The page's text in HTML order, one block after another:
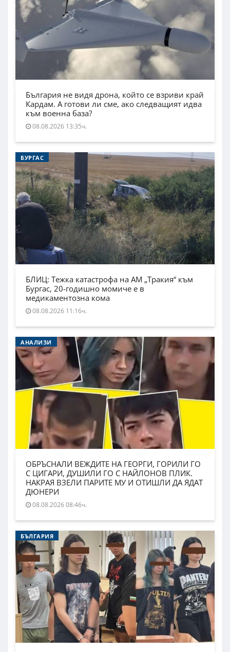
България не видя дрона, който се взриви край
Кардам. А готови ли сме, ако следващият идва
към военна база?
08.08.2026 13:35ч.
БУРГАС
БЛИЦ: Тежка катастрофа на АМ „Тракия“ към
Бургас, 20-годишно момиче е в
медикаментозна кома
08.08.2026 11:16ч.
АНАЛИЗИ
ОБРЪСНАЛИ ВЕЖДИТЕ НА ГЕОРГИ, ГОРИЛИ ГО
С ЦИГАРИ, ДУШИЛИ ГО С НАЙЛОНОВ ПЛИК.
НАКРАЯ ВЗЕЛИ ПАРИТЕ МУ И ОТИШЛИ ДА ЯДАТ
ДЮНЕРИ
08.08.2026 08:46ч.
БЪЛГАРИЯ